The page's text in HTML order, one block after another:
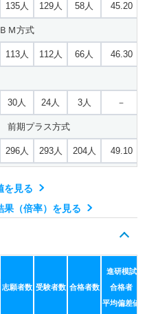
般 ニ 後期５教科型
9人 9人 5人 －
薦 特技推薦
62人 62人 62人 －
公募制推薦専願
4人 4人 4人 －
公募制推薦併願
26人 26人
期Ａ方式
46.80
5人 5人 4人 56.30
前期ＢＭ方式
135人 129人 58人 45.20
Ｍ方式
113人 112人 66人 46.30
30人 24人 3人 －
期プラス方式
296人 293人 204人 49.10
期５教科型
を見る
果（倍率）を見る
志願者数 受験者数 合格者数
進研模試
合格者
平均偏差値